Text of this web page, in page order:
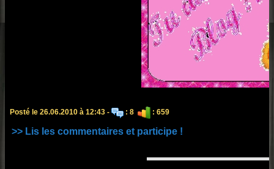
Posté le 26.06.2010 à 12:43 - : 8 : 659
>> Lis les commentaires et participe !